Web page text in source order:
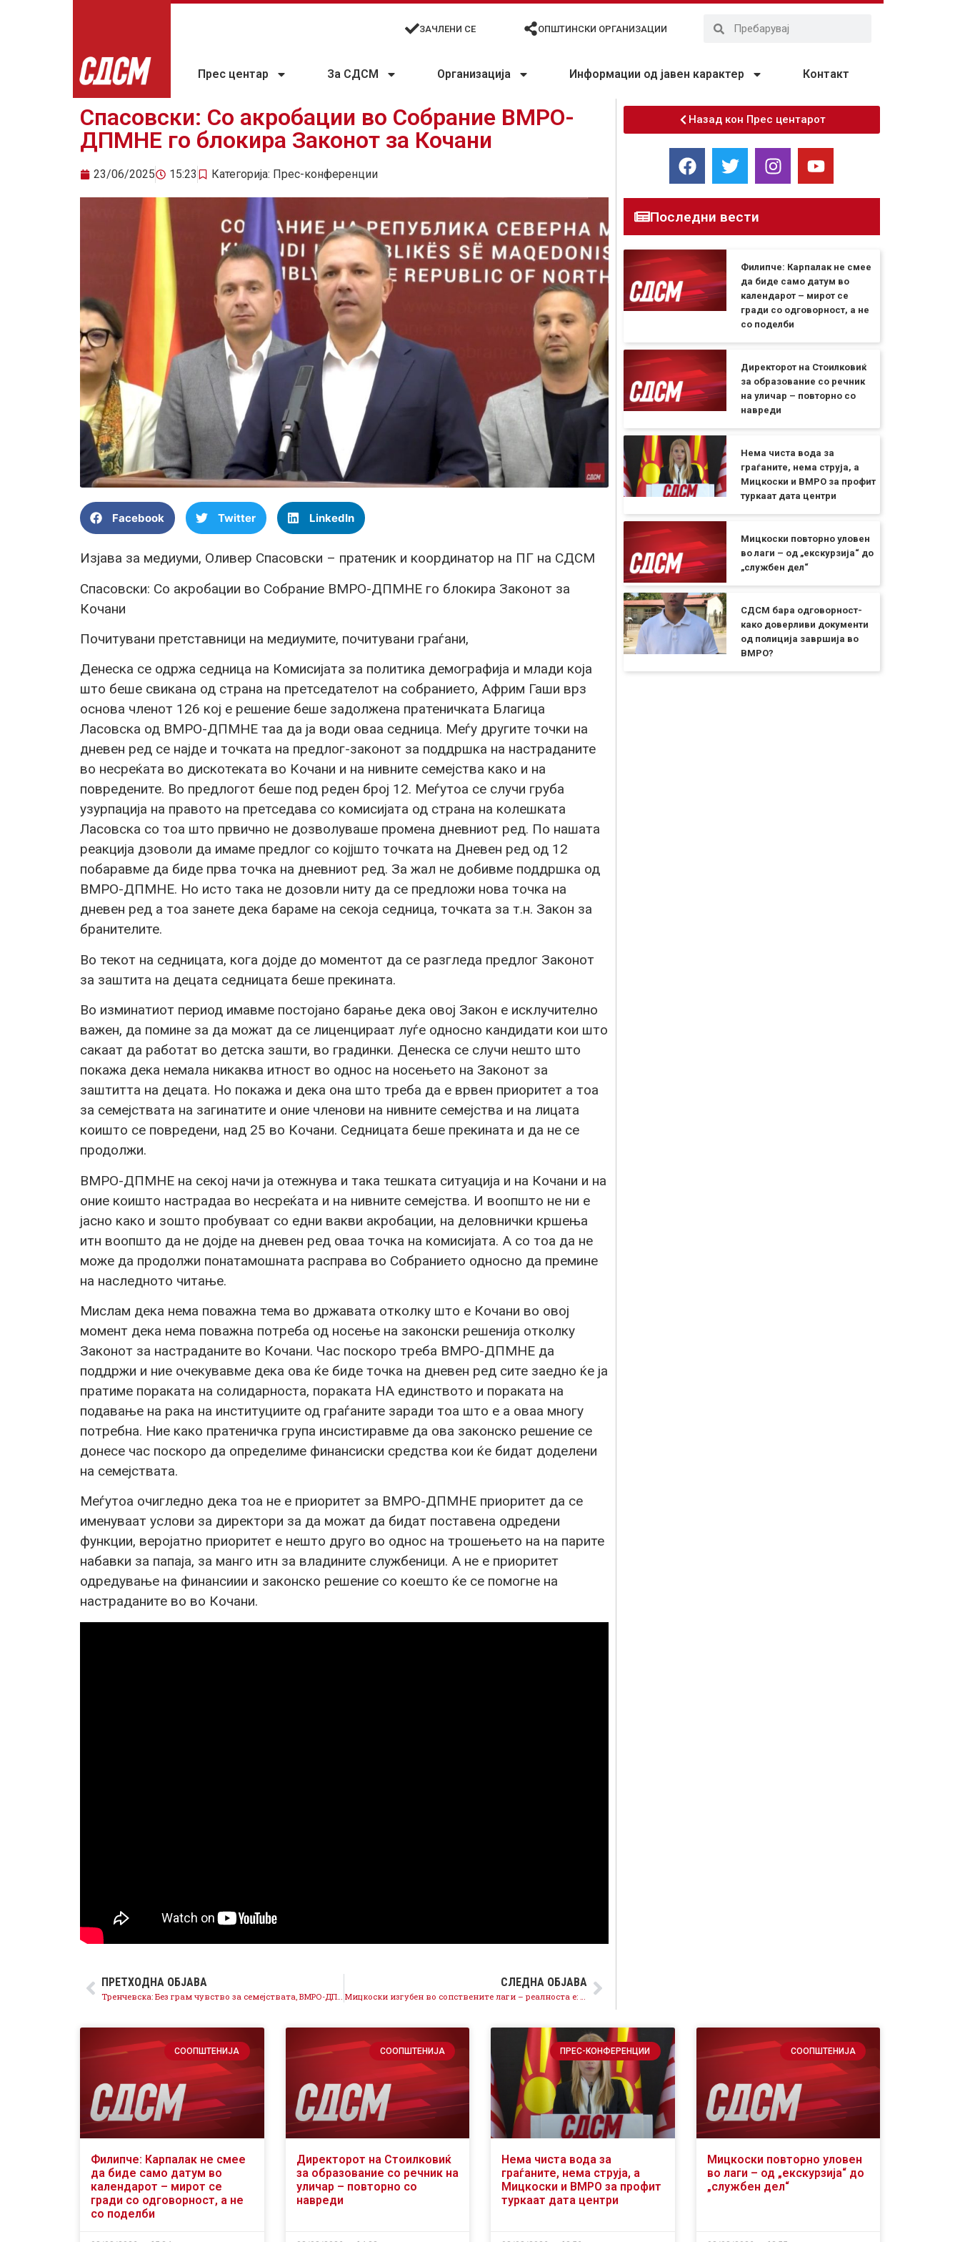
ЗАЧЛЕНИ СЕ ОПШТИНСКИ ОРГАНИЗАЦИИ
Прес центар За СДСМ Организација Информации од јавен карактер Контакт
Спасовски: Со акробации во Собрание ВМРО-
ДПМНЕ го блокира Законот за Кочани
23/06/2025 15:23 Категорија: Прес-конференции
Facebook Twitter LinkedIn
Изјава за медиуми, Оливер Спасовски – пратеник и координатор на ПГ на СДСМ
Спасовски: Со акробации во Собрание ВМРО-ДПМНЕ го блокира Законот за
Кочани
Почитувани претставници на медиумите, почитувани граѓани,
Денеска се одржа седница на Комисијата за политика демографија и млади која
што беше свикана од страна на претседателот на собранието, Африм Гаши врз
основа членот 126 кој е решение беше задолжена пратеничката Благица
Ласовска од ВМРО-ДПМНЕ таа да ја води оваа седница. Меѓу другите точки на
дневен ред се најде и точката на предлог-законот за поддршка на настраданите
во несреќата во дискотеката во Кочани и на нивните семејства како и на
повредените. Во предлогот беше под реден број 12. Меѓутоа се случи груба
узурпација на правото на претседава со комисијата од страна на колешката
Ласовска со тоа што првично не дозволуваше промена дневниот ред. По нашата
реакција дзоволи да имаме предлог со којјшто точката на Дневен ред од 12
побаравме да биде прва точка на дневниот ред. За жал не добивме поддршка од
ВМРО-ДПМНЕ. Но исто така не дозовли ниту да се предложи нова точка на
дневен ред а тоа занете дека бараме на секоја седница, точката за т.н. Закон за
бранителите.
Во текот на седницата, кога дојде до моментот да се разгледа предлог Законот
за заштита на децата седницата беше прекината.
Во изминатиот период имавме постојано барање дека овој Закон е исклучително
важен, да помине за да можат да се лиценцираат луѓе односно кандидати кои што
сакаат да работат во детска зашти, во градинки. Денеска се случи нешто што
покажа дека немала никаква итност во однос на носењето на Законот за
заштитта на децата. Но покажа и дека она што треба да е врвен приоритет а тоа
за семејствата на загинатите и оние членови на нивните семејства и на лицата
коишто се повредени, над 25 во Кочани. Седницата беше прекината и да не се
продолжи.
ВМРО-ДПМНЕ на секој начи ја отежнува и така тешката ситуација и на Кочани и на
оние коишто настрадаа во несреќата и на нивните семејства. И воопшто не ни е
јасно како и зошто пробуваат со едни вакви акробации, на деловнички кршења
итн воопшто да не дојде на дневен ред оваа точка на комисијата. А со тоа да не
може да продолжи понатамошната расправа во Собранието односно да премине
на наследното читање.
Мислам дека нема поважна тема во државата отколку што е Кочани во овој
момент дека нема поважна потреба од носење на законски решенија отколку
Законот за настраданите во Кочани. Час поскоро треба ВМРО-ДПМНЕ да
поддржи и ние очекувавме дека ова ќе биде точка на дневен ред сите заедно ќе ја
пратиме пораката на солидарноста, пораката НА единството и пораката на
подавање на рака на институциите од граѓаните заради тоа што е а оваа многу
потребна. Ние како пратеничка група инсистиравме да ова законско решение се
донесе час поскоро да определиме финансиски средства кои ќе бидат доделени
на семејствата.
Меѓутоа очигледно дека тоа не е приоритет за ВМРО-ДПМНЕ приоритет да се
именуваат услови за директори за да можат да бидат поставена одредени
функции, веројатно приоритет е нешто друго во однос на трошењето на на парите
набавки за папаја, за манго итн за владините службеници. А не е приоритет
одредување на финансиии и законско решение со коешто ќе се помогне на
настраданите во во Кочани.
ПРЕТХОДНА ОБЈАВА
Тренчевска: Без грам чувство за семејствата, ВМРО-ДПМНЕ го блокира Законот за Кочани во Собрание
СЛЕДНА ОБЈАВА
Мицкоски изгубен во сопствените лаги – реалноста е: сиромашни граѓани, нови долгови и економски крах
Назад кон Прес центарот
Последни вести
Филипче: Карпалак не смее
да биде само датум во
календарот – мирот се
гради со одговорност, а не
со поделби
Директорот на Стоилковиќ
за образование со речник
на уличар – повторно со
навреди
Нема чиста вода за
граѓаните, нема струја, а
Мицкоски и ВМРО за профит
туркаат дата центри
Мицкоски повторно уловен
во лаги – од „екскурзија“ до
„службен дел“
СДСМ бара одговорност-
како доверливи документи
од полиција завршија во
ВМРО?
СООПШТЕНИЈА
Филипче: Карпалак не смее
да биде само датум во
календарот – мирот се
гради со одговорност, а не
со поделби
СООПШТЕНИЈА
Директорот на Стоилковиќ
за образование со речник на
уличар – повторно со
навреди
ПРЕС-КОНФЕРЕНЦИИ
Нема чиста вода за
граѓаните, нема струја, а
Мицкоски и ВМРО за профит
туркаат дата центри
СООПШТЕНИЈА
Мицкоски повторно уловен
во лаги – од „екскурзија“ до
„службен дел“